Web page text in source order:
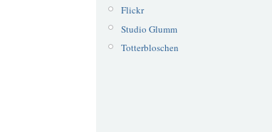
Flickr
Studio Glumm
Totterbloschen